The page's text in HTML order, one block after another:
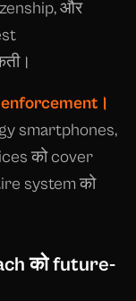
और
smartphones,
को cover
system को
को future-